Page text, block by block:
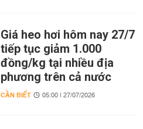
Giá heo hơi hôm nay 27/7
tiếp tục giảm 1.000
đồng/kg tại nhiều địa
phương trên cả nước
CẦN BIẾT 05:00 | 27/07/2026